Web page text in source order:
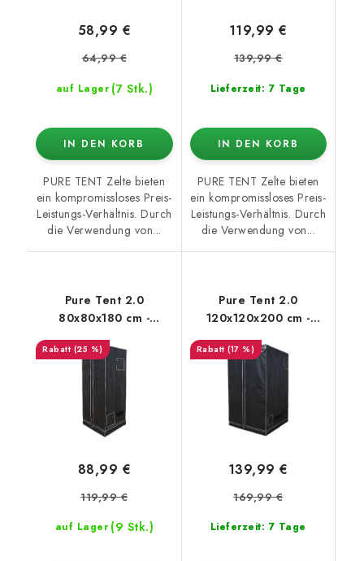
auf Lager (7 Stk.)
58,99 €
64,99 €
IN DEN KORB
PURE TENT Zelte bieten
ein kompromissloses Preis-
Leistungs-Verhältnis. Durch
die Verwendung von...
Lieferzeit: 7 Tage
119,99 €
139,99 €
IN DEN KORB
PURE TENT Zelte bieten
ein kompromissloses Preis-
Leistungs-Verhältnis. Durch
die Verwendung von...
Pure Tent 2.0
80x80x180 cm -
(25 %)
auf Lager (9 Stk.)
88,99 €
119,99 €
Pure Tent 2.0
120x120x200 cm -
(17 %)
Lieferzeit: 7 Tage
139,99 €
169,99 €